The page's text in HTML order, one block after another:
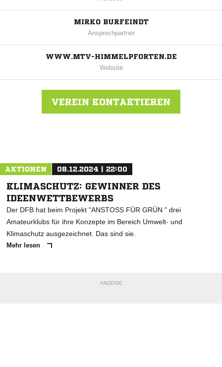
MIRKO BURFEINDT
Ansprechpartner
WWW.MTV-HIMMELPFORTEN.DE
Website
VEREIN KONTAKTIEREN
AKTIONEN 08.12.2024 | 22:00
KLIMASCHUTZ: GEWINNER DES
IDEENWETTBEWERBS
Der DFB hat beim Projekt "ANSTOSS FÜR GRÜN " drei
Amateurklubs für ihre Konzepte im Bereich Umwelt- und
Klimaschutz ausgezeichnet. Das sind sie.
Mehr lesen
ANZEIGE